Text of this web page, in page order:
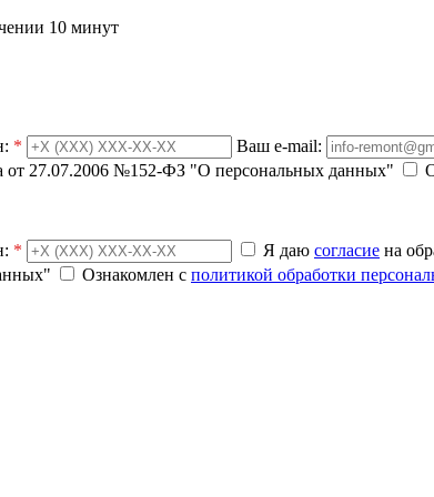
10 минут
* Ваш e-mail:
от 27.07.2006 №152-ФЗ "О персональных данных"
* Я даю согласие на
Ознакомлен с политикой обработки